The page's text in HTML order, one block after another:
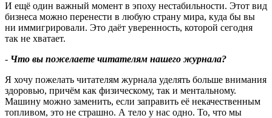
И ещё один важный момент в эпоху нестабильности. Этот вид
бизнеса можно перенести в любую страну мира, куда бы вы
ни иммигрировали. Это даёт уверенность, которой сегодня
так не хватает.
- Что вы пожелаете читателям нашего журнала?
Я хочу пожелать читателям журнала уделять больше внимания
здоровью, причём как физическому, так и ментальному.
Машину можно заменить, если заправить её некачественным
топливом, это не страшно. А тело у нас одно. То, что мы